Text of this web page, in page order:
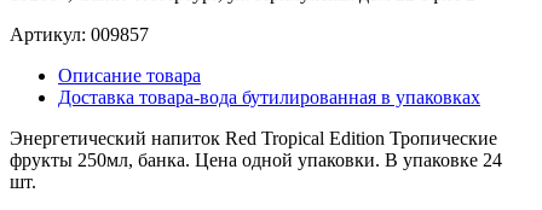
Артикул: 009857
Описание товара
Доставка товара-вода бутилированная в упаковках
Энергетический напиток Red Tropical Edition Тропические
фрукты 250мл, банка. Цена одной упаковки. В упаковке 24
шт.